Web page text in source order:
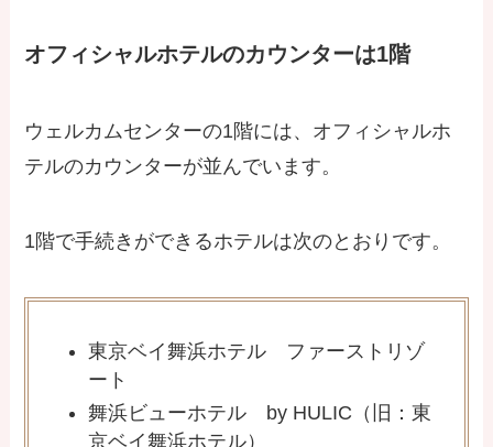
オフィシャルホテルのカウンターは1階
ウェルカムセンターの1階には、オフィシャルホ
テルのカウンターが並んでいます。
1階で手続きができるホテルは次のとおりです。
東京ベイ舞浜ホテル ファーストリゾ
ート
舞浜ビューホテル by HULIC（旧：東
京ベイ舞浜ホテル）